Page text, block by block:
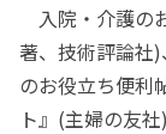
入院・介護の
著、技術評論
のお役立ち便利
ト』(主婦の友社